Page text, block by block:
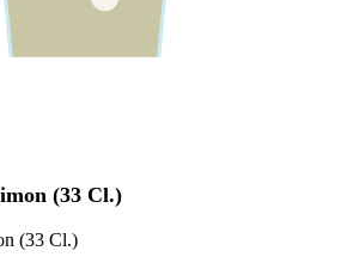
(33 Cl.)
(33 Cl.)